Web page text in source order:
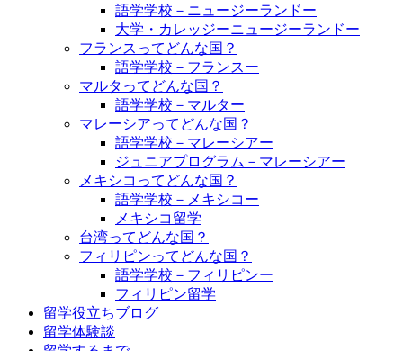
語学学校－ニュージーランドー
大学・カレッジーニュージーランドー
フランスってどんな国？
語学学校－フランスー
マルタってどんな国？
語学学校－マルター
マレーシアってどんな国？
語学学校－マレーシアー
ジュニアプログラム－マレーシアー
メキシコってどんな国？
語学学校－メキシコー
メキシコ留学
台湾ってどんな国？
フィリピンってどんな国？
語学学校－フィリピンー
フィリピン留学
留学役立ちブログ
留学体験談